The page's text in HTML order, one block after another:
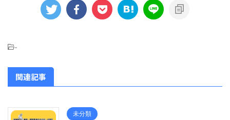
-
関連記事
未分類